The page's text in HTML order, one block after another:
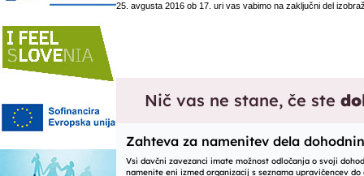
25. avgusta 2016 ob 17. uri vas vabimo na zaključni del